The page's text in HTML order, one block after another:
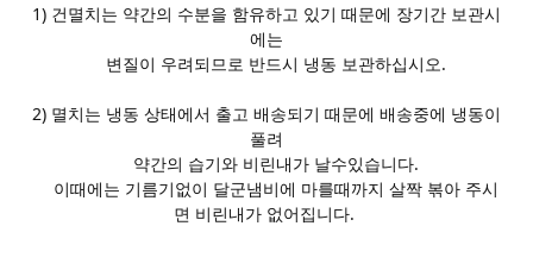
1) 건멸치는 약간의 수분을 함유하고 있기 때문에 장기간 보관시
에는
변질이 우려되므로 반드시 냉동 보관하십시오.
2) 멸치는 냉동 상태에서 출고 배송되기 때문에 배송중에 냉동이
풀려
약간의 습기와 비린내가 날수있습니다.
이때에는 기름기없이 달군냄비에 마를때까지 살짝 볶아 주시
면 비린내가 없어집니다.